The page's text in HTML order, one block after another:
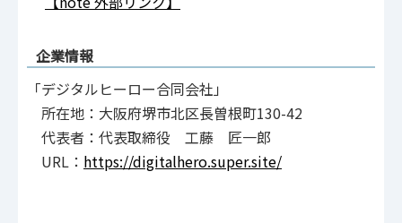
企業情報
「デジタルヒーロー合同会社」
所在地：大阪府堺市北区長曽根町130-42
代表者：代表取締役 工藤 匠一郎
URL： https://digitalhero.super.site/